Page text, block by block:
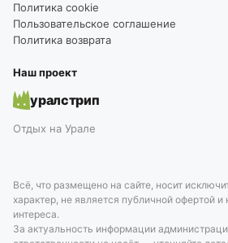
Политика cookie
Пользовательское соглашение
Политика возврата
Наш проект
уралстрип
Отдых на Урале
Всё, что размещено на сайте, носит
характер, не является публичной офертой
интереса.
За актуальность информации